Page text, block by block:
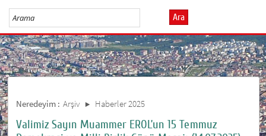
Ara
Neredeyim : Arşiv Haberler 2025
Valimiz Sayın Muammer EROL’un 15 Temmuz